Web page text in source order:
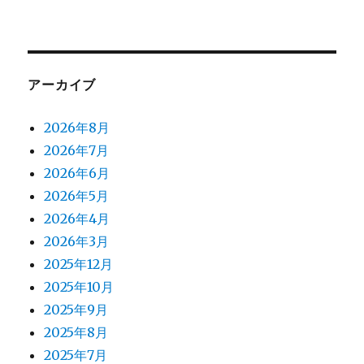
アーカイブ
2026年8月
2026年7月
2026年6月
2026年5月
2026年4月
2026年3月
2025年12月
2025年10月
2025年9月
2025年8月
2025年7月